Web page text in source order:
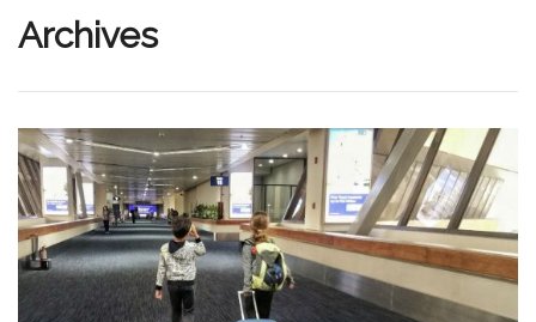
Archives